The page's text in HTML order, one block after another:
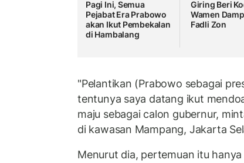
Pagi Ini, Semua
Pejabat Era Prabowo
akan Ikut Pembekalan
di Hambalang
Giring Beri
Wamen
Fadli Zon
"Pelantikan (Prabowo sebagai
tentunya saya datang ikut
maju sebagai calon gubernur,
di kawasan Mampang, Jakarta
Menurut dia, pertemuan itu